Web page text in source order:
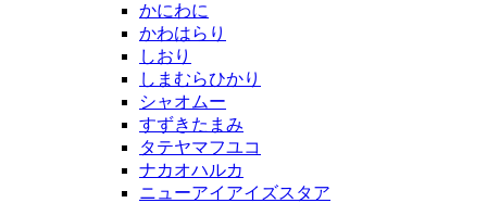
かにわに
かわはらり
しおり
しまむらひかり
シャオムー
すずきたまみ
タテヤマフユコ
ナカオハルカ
ニューアイアイズスタア